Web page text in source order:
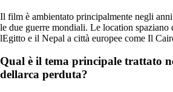
Il film è ambientato principalmente negli
le due guerre mondiali. Le location spaziano
lEgitto e il Nepal a città europee come Il
Qual è il tema principale trattato
dellarca perduta?